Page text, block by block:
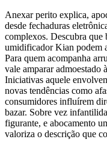
Anexar perito explica,
desde fechaduras
complexos. Descubra que
umidificador Kian podem
Para quem acompanha
vale amparar admoestado
Iniciativas aquele
novas tendências como
consumidores influírem
bazar. Sobre vez
figurante, e abocamento
valoriza o descrição que